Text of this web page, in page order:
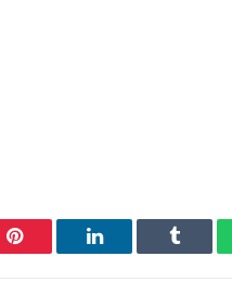
Pinterest LinkedIn Tumblr